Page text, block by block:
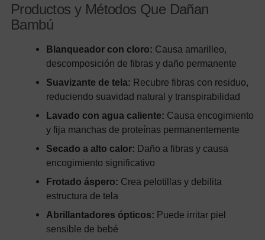
Productos y Métodos Que Dañan
Bambú
Blanqueador con cloro: Causa amarilleo,
descomposición de fibras y daño permanente
Suavizante de tela: Recubre fibras con residuo,
reduciendo suavidad natural y transpirabilidad
Lavado con agua caliente: Causa encogimiento
y fija manchas de proteínas permanentemente
Secado a alto calor: Daño a fibras y causa
encogimiento significativo
Frotado áspero: Crea pelotillas y debilita
estructura de tela
Abrillantadores ópticos: Puede irritar piel
sensible de bebé